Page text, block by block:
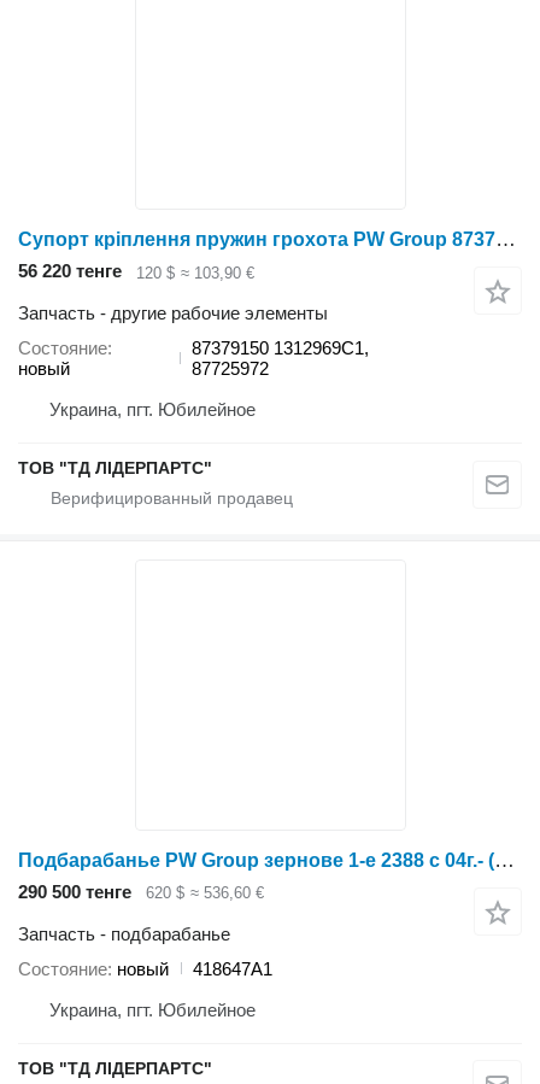
Супорт кріплення пружин грохота PW Group 87379150 для зерноуборочного комбайна
56 220 тенге 120 $ ≈ 103,90 €
Запчасть - другие рабочие элементы
Состояние
новый
87379150 1312969C1,
87725972
Украина, пгт. Юбилейное
ТОВ "ТД ЛІДЕРПАРТС"
Подбарабанье PW Group зернове 1-е 2388 с 04г.- (мелкая решітка) 418647A1 для зерноуборочного комбайна
290 500 тенге 620 $ ≈ 536,60 €
Запчасть - подбарабанье
Состояние новый
418647A1
Украина, пгт. Юбилейное
ТОВ "ТД ЛІДЕРПАРТС"